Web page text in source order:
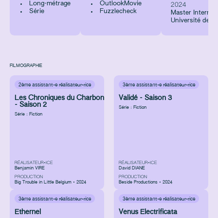
Long-métrage
Série
OutlookMovie
Fuzzlecheck
2024
Master
Université de
FILMOGRAPHIE
2ème assistant·e réalisateur·rice
Les Chroniques du Charbon
- Saison 2
Série : Fiction
RÉALISATEUR•ICE
Benjamin VIRE
PRODUCTION
Big Trouble in Little Belgium • 2024
3ème assistant·e réalisateur·rice
Validé - Saison 3
Série : Fiction
RÉALISATEUR•ICE
David DIANE
PRODUCTION
Beside Productions • 2024
3ème assistant·e réalisateur·rice
Ethernel
3ème assistant·e réalisateur·rice
Venus Electrificata